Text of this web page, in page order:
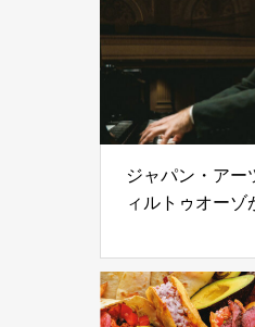
ジャパン・ア
ィルトゥオーゾ